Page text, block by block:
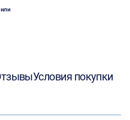
или
Условия покупки